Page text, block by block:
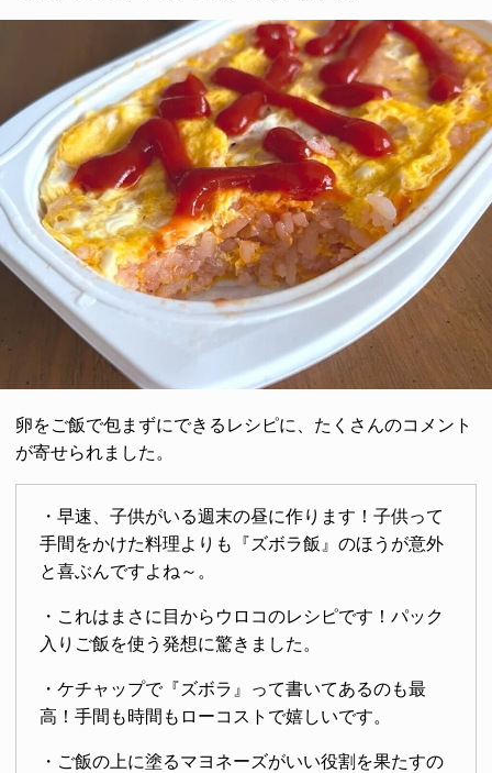
卵をご飯で包まずにできるレシピに、たくさんのコメント
が寄せられました。
・早速、子供がいる週末の昼に作ります！子供って
手間をかけた料理よりも『ズボラ飯』のほうが意外
と喜ぶんですよね～。
・これはまさに目からウロコのレシピです！パック
入りご飯を使う発想に驚きました。
・ケチャップで『ズボラ』って書いてあるのも最
高！手間も時間もローコストで嬉しいです。
・ご飯の上に塗るマヨネーズがいい役割を果たすの